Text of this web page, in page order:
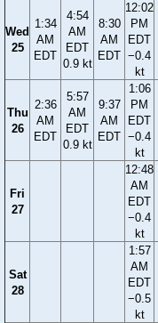
Wed
25
1:34
AM
EDT
4:54
AM
EDT
0.9 kt
8:30
AM
EDT
12:02
PM
EDT
−0.4
kt
Thu
26
2:36
AM
EDT
5:57
AM
EDT
0.9 kt
9:37
AM
EDT
1:06
PM
EDT
−0.4
kt
Fri
27
12:48
AM
EDT
−0.4
kt
Sat
28
1:57
AM
EDT
−0.5
kt